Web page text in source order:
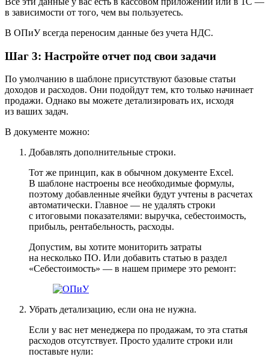
в зависимости от того, чем вы пользуетесь.
В ОПиУ всегда переносим данные без учета НДС.
Шаг 3: Настройте отчет под свои задачи
По умолчанию в шаблоне присутствуют базовые статьи
доходов и расходов. Они подойдут тем, кто только начинает
продажи. Однако вы можете детализировать их, исходя
из ваших задач.
В документе можно:
Добавлять дополнительные строки.
Тот же принцип, как в обычном документе Excel.
В шаблоне настроены все необходимые формулы,
поэтому добавленные ячейки будут учтены в расчетах
автоматически. Главное — не удалять строки
с итоговыми показателями: выручка, себестоимость,
прибыль, рентабельность, расходы.
Допустим, вы хотите мониторить затраты
на несколько ПО. Или добавить статью в раздел
«Себестоимость» — в нашем примере это ремонт:
Убрать детализацию, если она не нужна.
Если у вас нет менеджера по продажам, то эта статья
расходов отсутствует. Просто удалите строки или
поставьте нули: